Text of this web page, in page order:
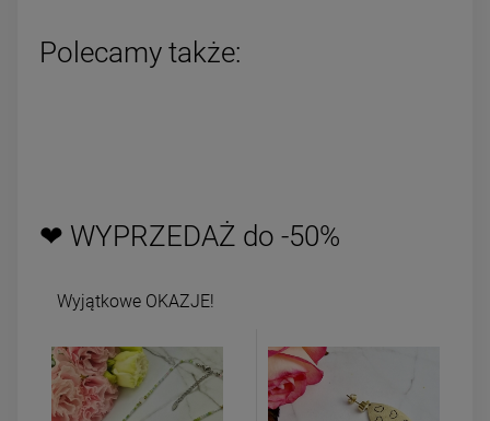
Polecamy także:
❤ WYPRZEDAŻ do -50%
Wyjątkowe OKAZJE!